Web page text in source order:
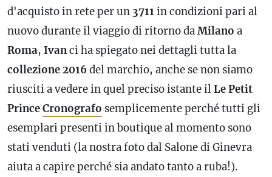
d'acquisto in rete per un 3711in condizioni pari al
nuovo durante il viaggio di ritorno daMilano a
Roma, Ivanci ha spiegato nei dettagli tutta la
collezione2016del marchio, anche se non siamo
riusciti a vedere in quel preciso istante ilLePetit
PrinceCronografo semplicemente perché tutti gli
esemplari presenti in boutique al momento sono
stati venduti (la nostra foto dal Salone di Ginevra
aiuta a capire perché sia andato tanto a ruba!).